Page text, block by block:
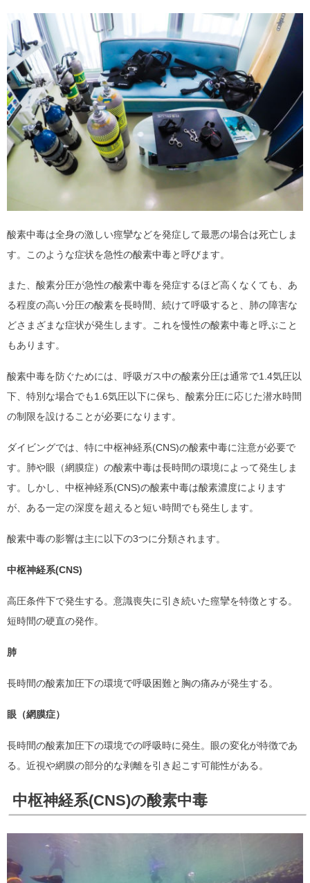
酸素中毒は全身の激しい痙攣などを発症して最悪の場合は死亡しま
す。このような症状を急性の酸素中毒と呼びます。
また、酸素分圧が急性の酸素中毒を発症するほど高くなくても、あ
る程度の高い分圧の酸素を長時間、続けて呼吸すると、肺の障害な
どさまざまな症状が発生します。これを慢性の酸素中毒と呼ぶこと
もあります。
酸素中毒を防ぐためには、呼吸ガス中の酸素分圧は通常で1.4気圧以
下、特別な場合でも1.6気圧以下に保ち、酸素分圧に応じた潜水時間
の制限を設けることが必要になります。
ダイビングでは、特に中枢神経系(CNS)の酸素中毒に注意が必要で
す。肺や眼（網膜症）の酸素中毒は長時間の環境によって発生しま
す。しかし、中枢神経系(CNS)の酸素中毒は酸素濃度によります
が、ある一定の深度を超えると短い時間でも発生します。
酸素中毒の影響は主に以下の3つに分類されます。
中枢神経系(CNS)
高圧条件下で発生する。意識喪失に引き続いた痙攣を特徴とする。
短時間の硬直の発作。
肺
長時間の酸素加圧下の環境で呼吸困難と胸の痛みが発生する。
眼（網膜症）
長時間の酸素加圧下の環境での呼吸時に発生。眼の変化が特徴であ
る。近視や網膜の部分的な剥離を引き起こす可能性がある。
中枢神経系(CNS)の酸素中毒